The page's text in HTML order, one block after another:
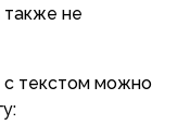
не
с текстом можно